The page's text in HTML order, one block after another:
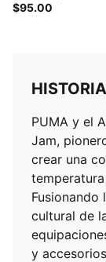
$95.00
PUMA y el
Jam,
crear una
Fusionando
cultural de
y